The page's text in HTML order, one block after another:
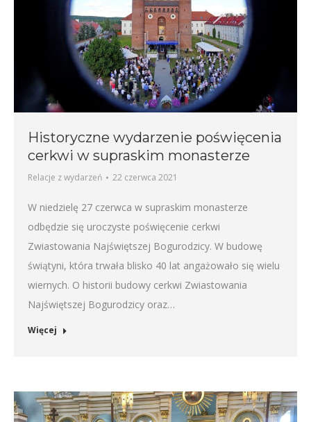
Historyczne wydarzenie poświęcenia
cerkwi w supraskim monasterze
Relacje z wydarzeń 22 czerwca 2021
W niedzielę 27 czerwca w supraskim monasterze
odbędzie się uroczyste poświęcenie cerkwi
Zwiastowania Najświętszej Bogurodzicy. W budowę
świątyni, która trwała blisko 40 lat angażowało się wielu
wiernych. O historii budowy cerkwi Zwiastowania
Najświętszej Bogurodzicy oraz…
Więcej